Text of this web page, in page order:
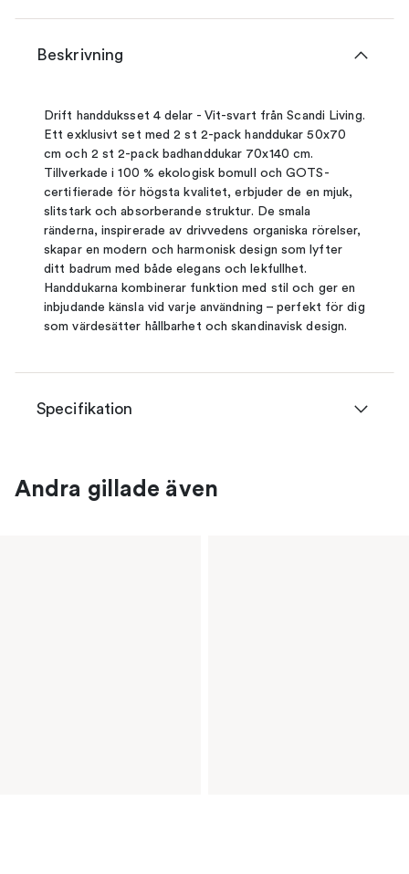
Beskrivning
Drift handduksset 4 delar - Vit-svart från Scandi Living.
Ett exklusivt set med 2 st 2-pack handdukar 50x70
cm och 2 st 2-pack badhanddukar 70x140 cm.
Tillverkade i 100 % ekologisk bomull och GOTS-
certifierade för högsta kvalitet, erbjuder de en mjuk,
slitstark och absorberande struktur. De smala
ränderna, inspirerade av drivvedens organiska rörelser,
skapar en modern och harmonisk design som lyfter
ditt badrum med både elegans och lekfullhet.
Handdukarna kombinerar funktion med stil och ger en
inbjudande känsla vid varje användning – perfekt för dig
som värdesätter hållbarhet och skandinavisk design.
Specifikation
Andra gillade även